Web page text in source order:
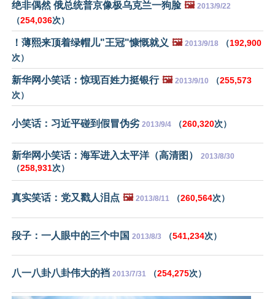
绝非偶然 俄总统普京像极乌克兰一狗脸 🖼️ 2013/9/22
（254,036次）
！薄熙来顶着绿帽儿"王冠"慷慨就义 🖼️ 2013/9/18 （192,900
次）
新华网小笑话：惊现百姓力挺银行 🖼️ 2013/9/10 （255,573
次）
小笑话：习近平碰到假冒伪劣 2013/9/4 （260,320次）
新华网小笑话：海军进入太平洋（高清图） 2013/8/30
（258,931次）
真实笑话：党又戳人泪点 🖼️ 2013/8/11 （260,564次）
段子：一人眼中的三个中国 2013/8/3 （541,234次）
八一八卦八卦伟大的裆 2013/7/31 （254,275次）